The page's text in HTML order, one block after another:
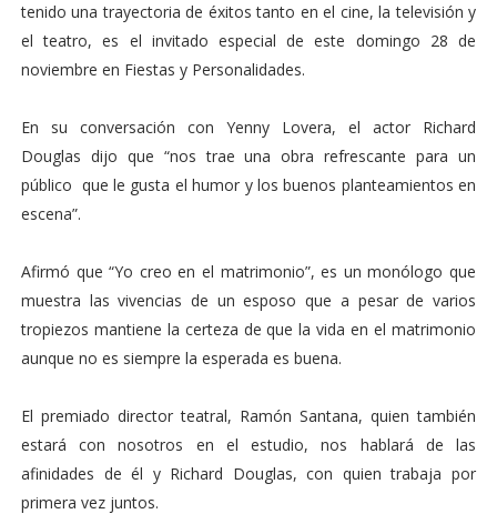
tenido una trayectoria de éxitos tanto en el cine, la televisión y
el teatro, es el invitado especial de este domingo 28 de
noviembre en Fiestas y Personalidades.
En su conversación con Yenny Lovera, el actor Richard
Douglas dijo que “nos trae una obra refrescante para un
público que le gusta el humor y los buenos planteamientos en
escena”.
Afirmó que “Yo creo en el matrimonio”, es un monólogo que
muestra las vivencias de un esposo que a pesar de varios
tropiezos mantiene la certeza de que la vida en el matrimonio
aunque no es siempre la esperada es buena.
El premiado director teatral, Ramón Santana, quien también
estará con nosotros en el estudio, nos hablará de las
afinidades de él y Richard Douglas, con quien trabaja por
primera vez juntos.